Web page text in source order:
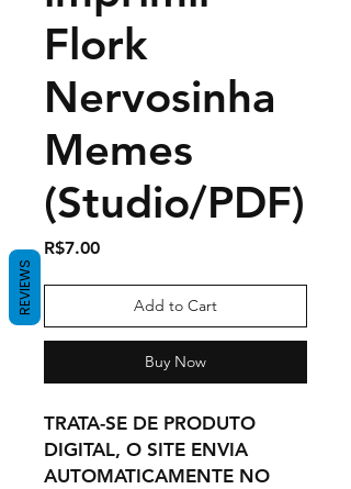
Flork
Nervosinha
Memes
(Studio/PDF)
R$7.00Price
Add to Cart
Buy Now
TRATA-SE DE PRODUTO
DIGITAL, O SITE ENVIA
AUTOMATICAMENTE NO
REVIEWS